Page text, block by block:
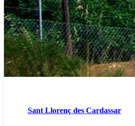
Sant Llorenç des Cardassar